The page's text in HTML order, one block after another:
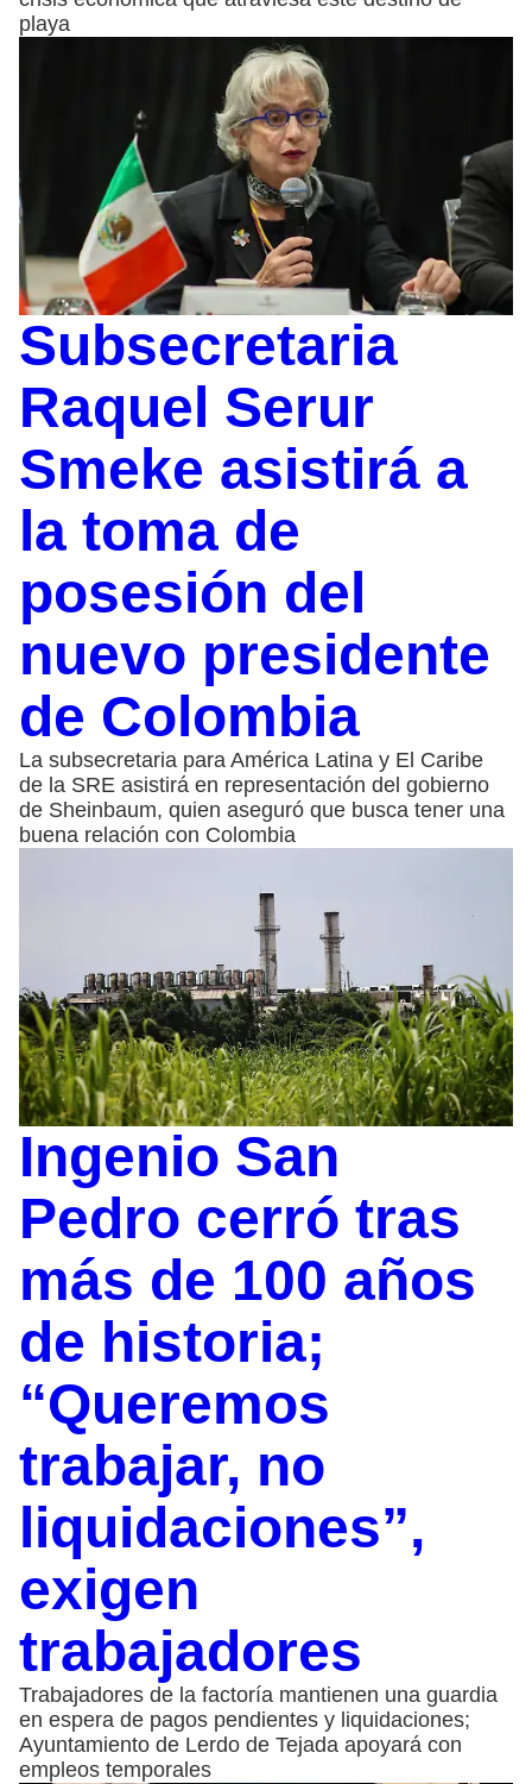
playa
Subsecretaria
Raquel Serur
Smeke asistirá a
la toma de
posesión del
nuevo presidente
de Colombia
La subsecretaria para América Latina y El Caribe
de la SRE asistirá en representación del gobierno
de Sheinbaum, quien aseguró que busca tener una
buena relación con Colombia
Ingenio San
Pedro cerró tras
más de 100 años
de historia;
“Queremos
trabajar, no
liquidaciones”,
exigen
trabajadores
Trabajadores de la factoría mantienen una guardia
en espera de pagos pendientes y liquidaciones;
Ayuntamiento de Lerdo de Tejada apoyará con
empleos temporales